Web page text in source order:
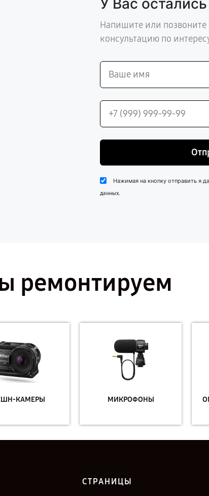
У Вас
Напишите или
консультацию по
Нажимая на кнопку отправить я
данных.
ремонтируем
КАМЕРЫ МИКРОФОНЫ
СТРАНИЦЫ